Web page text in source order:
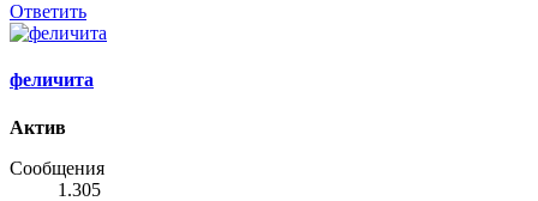
Ответить
феличита
Актив
Сообщения
1.305